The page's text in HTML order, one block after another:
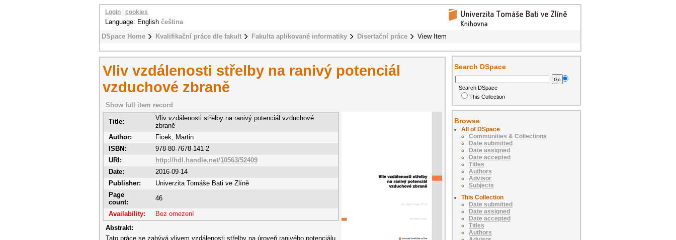
DSpace Home Kvalifikační práce dle fakult Fakulta aplikované informatiky Disertační práce View Item
Login cookies
Language: English čeština
Vliv vzdálenosti střelby na ranivý potenciál
vzduchové zbraně
Show full item record
Title:
Vliv vzdálenosti střelby na ranivý potenciál vzduchové
zbraně
Author:
Ficek, Martin
ISBN:
978-80-7678-141-2
URI:
http://hdl.handle.net/10563/52409
Date:
2016-09-14
Publisher:
Univerzita Tomáše Bati ve Zlíně
Page
count:
46
Availability:
Bez omezení
Abstrakt:
Tato práce se zabývá vlivem vzdálenosti střelby na úroveň ranivého potenciálu
Search DSpace
Search DSpace
This Collection
Browse
All of DSpace
Communities & Collections
Date submitted
Date assigned
Date accepted
Titles
Authors
Advisor
Subjects
This Collection
Date submitted
Date assigned
Date accepted
Titles
Authors